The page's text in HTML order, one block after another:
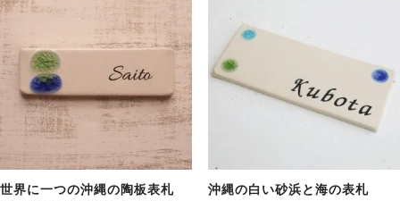
世界に一つの沖縄の陶板表札
沖縄の白い砂浜と海の表札